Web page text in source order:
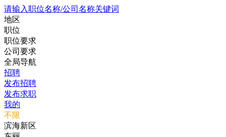
请输入职位名称/公司名称关键词
地区
职位
职位要求
公司要求
全局导航
招聘
发布招聘
发布求职
我的
不限
滨海新区